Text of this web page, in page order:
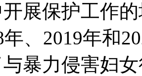
展保护工作
年、2019年和
暴力侵害妇